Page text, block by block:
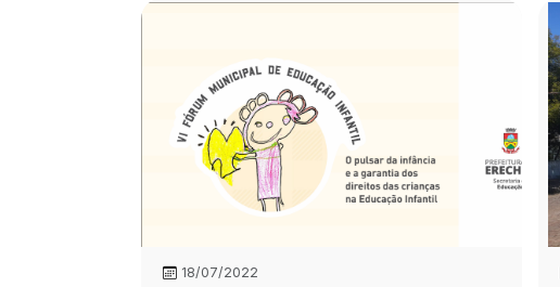
18/07/2022